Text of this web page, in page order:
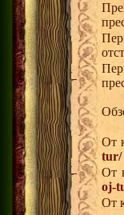
От
tur/
От
oj-
От